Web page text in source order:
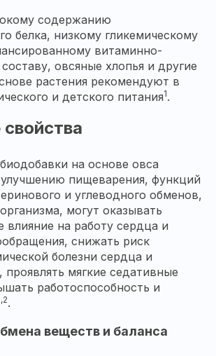
содержанию
белка, низкому гликемическому
витаминно-
овсяные хлопья и другие
растения рекомендуют в
и детского питания1.
на основе овса
пищеварения, функций
и углеводного обменов,
могут оказывать
влияние на работу сердца и
снижать риск
болезни сердца и
проявлять мягкие седативные
работоспособность и
.
веществ и баланса